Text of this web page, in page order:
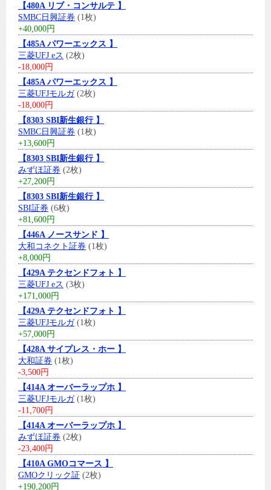
【480A リブ・コンサルテ 】
SMBC日興証券 (1枚)
+40,000円
【485A パワーエックス 】
三菱UFJ eス (2枚)
-18,000円
【485A パワーエックス 】
三菱UFJモルガ(2枚)
-18,000円
【8303 SBI新生銀行 】
SMBC日興証券 (1枚)
+13,600円
【8303 SBI新生銀行 】
みずほ証券 (2枚)
+27,200円
【8303 SBI新生銀行 】
SBI証券 (6枚)
+81,600円
【446A ノースサンド 】
大和コネクト証券 (1枚)
+8,000円
【429A テクセンドフォト 】
三菱UFJ eス (3枚)
+171,000円
【429A テクセンドフォト 】
三菱UFJモルガ(1枚)
+57,000円
【428A サイプレス・ホー 】
大和証券 (1枚)
-3,500円
【414A オーバーラップホ 】
三菱UFJモルガ(1枚)
-11,700円
【414A オーバーラップホ 】
みずほ証券 (2枚)
-23,400円
【410A GMOコマース 】
GMOクリック証 (2枚)
+190,200円